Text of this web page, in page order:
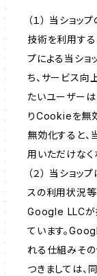
（１） 当ショ
技術を利用する
プによる当シ
ち、サービス向
たいユーザーは
りCookieを無
無効化すると、
用いただけなく
（２） 当ショ
スの利用状況
Google LLCが
ています。
れる仕組みそ
つきましては、